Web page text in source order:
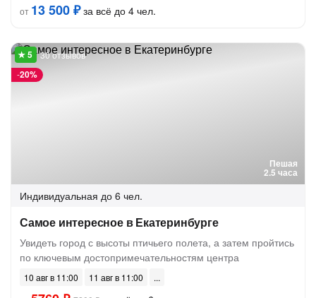
от 13 500 ₽за всё до 4 чел.
Пешая
2.5 часа
-20%
30 отзывов
Индивидуальная до 6 чел.
Самое интересное в Екатеринбурге
Увидеть город с высоты птичьего полета, а затем пройтись
по ключевым достопримечательностям центра
10 авг в 11:00
11 авг в 11:00